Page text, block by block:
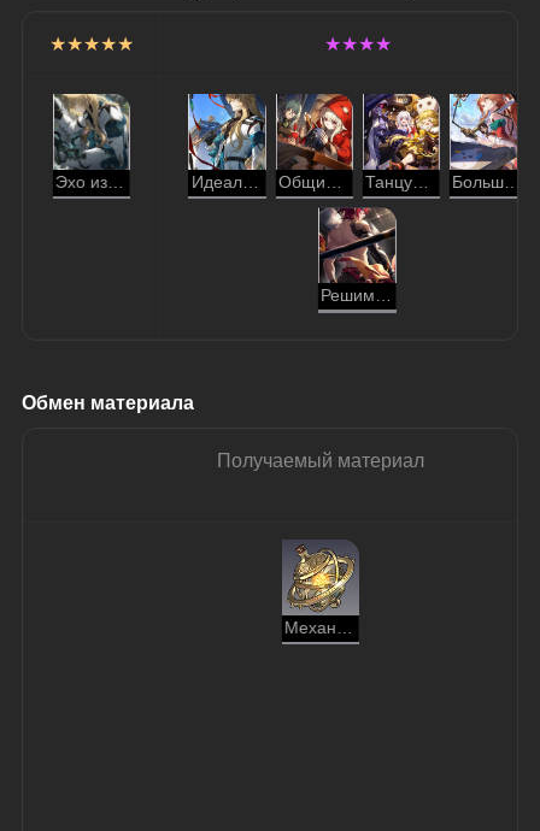
★★★★★ ★★★★
Эхо из гроба Идеальное время
Решимость блестит подобно жемчужинам пота
Обмен материала
Получаемый материал